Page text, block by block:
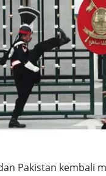
Pakistan kembali